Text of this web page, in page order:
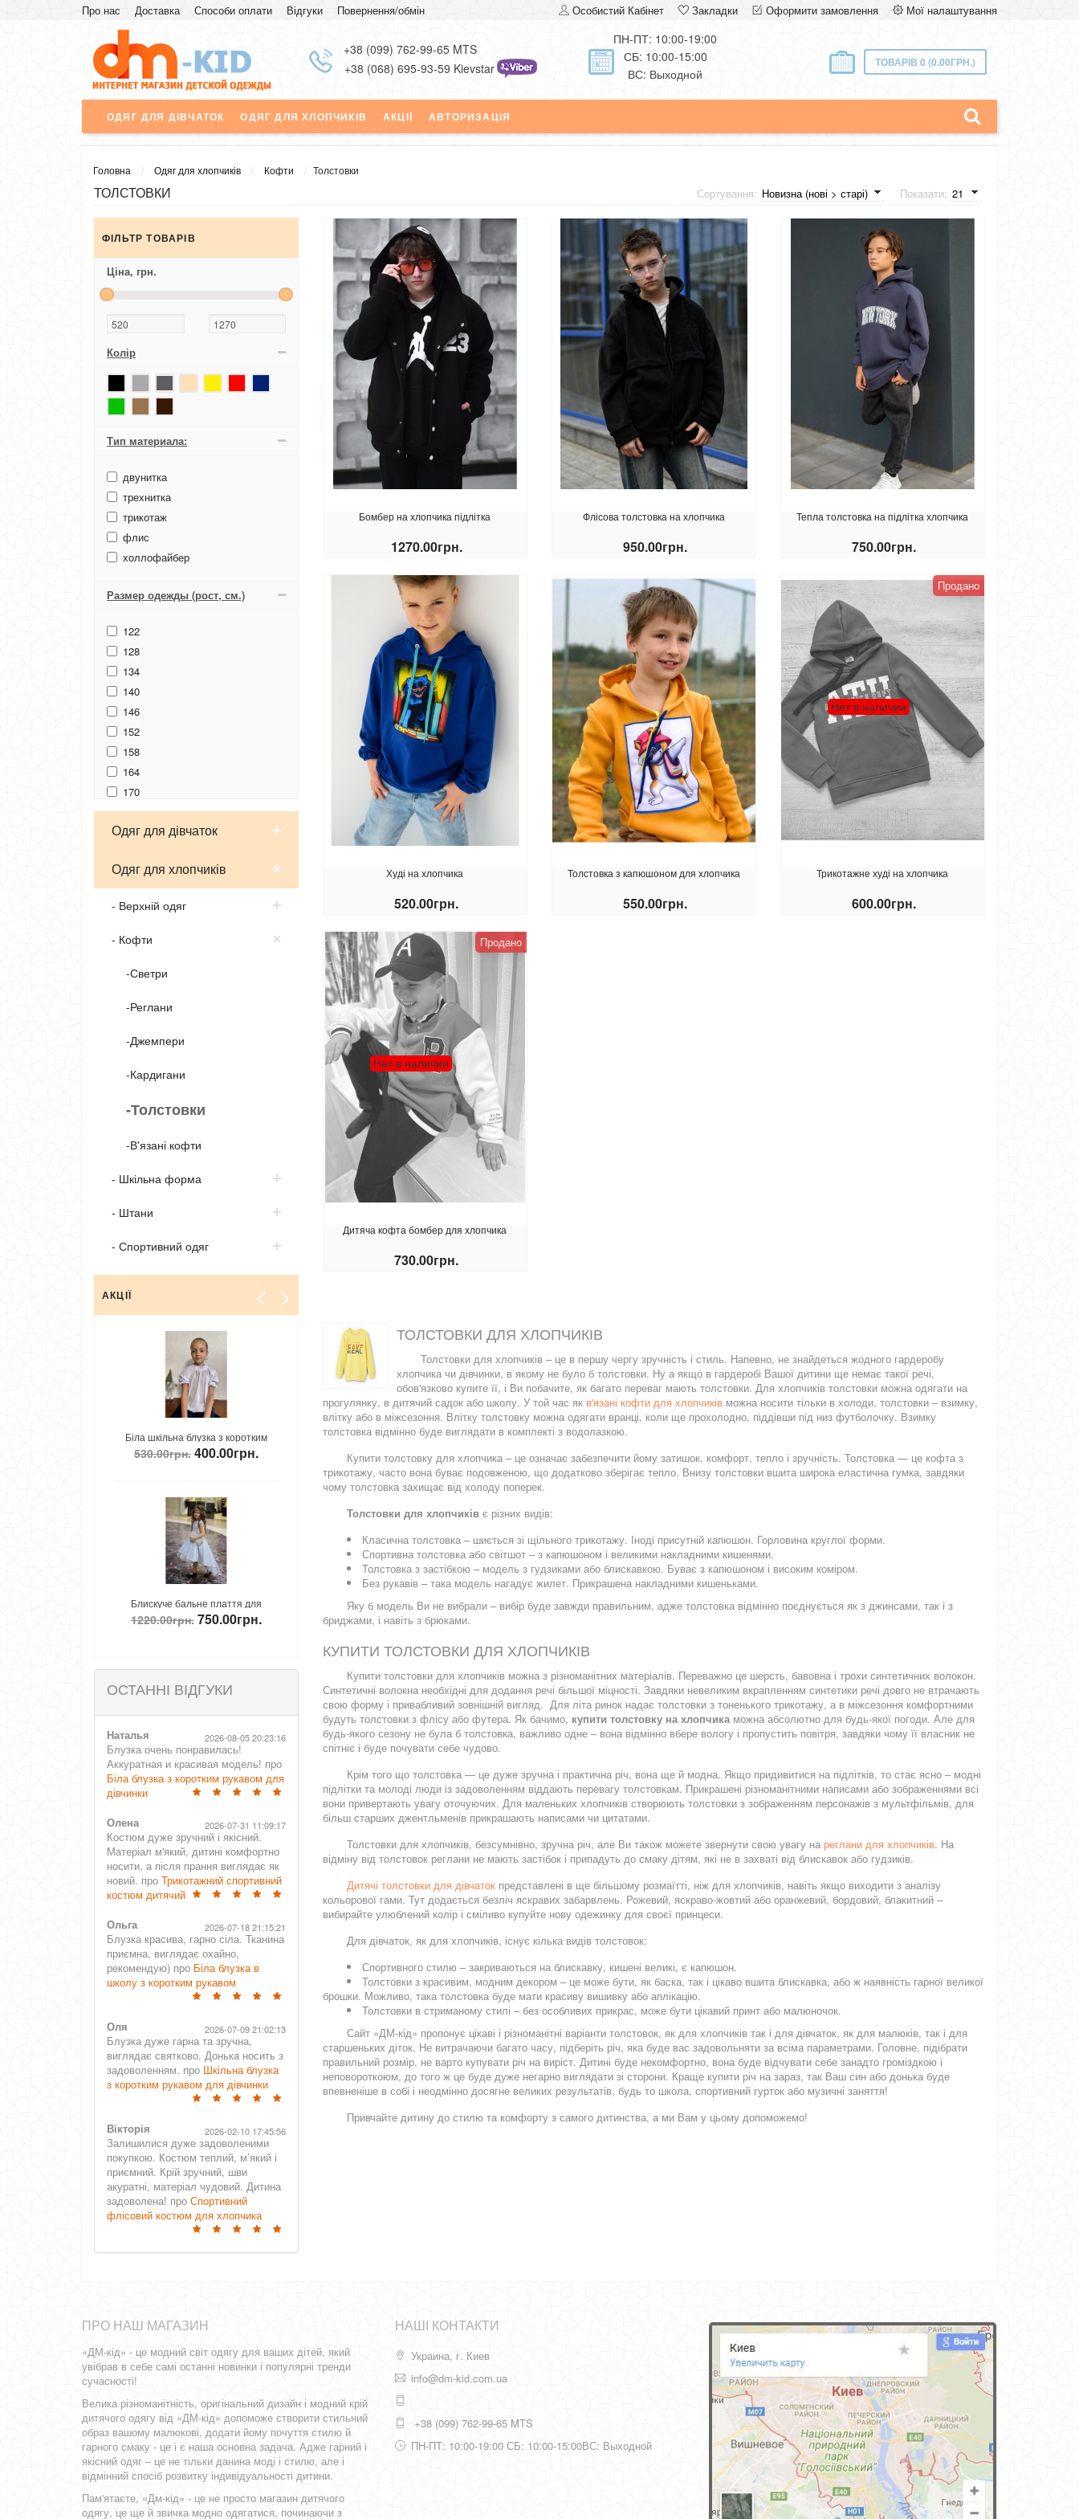
Про нас Доставка Способи оплати Відгуки
Повернення/обмін
Особистий Кабінет Закладки Оформити замовлення Мої налаштування
+38 (099) 762-99-65 MTS
+38 (068) 695-93-59 Kievstar
ПН-ПТ: 10:00-19:00
СБ: 10:00-15:00
ВС: Выходной
ТОВАРІВ 0 (0.00ГРН.)
ОДЯГ ДЛЯ ДІВЧАТОК ОДЯГ ДЛЯ ХЛОПЧИКІВ АКЦІЇ АВТОРИЗАЦІЯ
Головна Одяг для хлопчиків Кофти Толстовки
ТОЛСТОВКИ Показати:
Сортування:
ФІЛЬТР ТОВАРІВ
Ціна, грн.
Колір
Тип материала:
двунитка
трехнитка
трикотаж
флис
холлофайбер
Размер одежды (рост, см.)
122
128
134
140
146
152
158
164
170
176
Одяг для дівчаток
Одяг для хлопчиків
- Верхній одяг
- Кофти
-Светри
-Реглани
-Джемпери
-Кардигани
-Толстовки
-В'язані кофти
- Шкільна форма
- Штани
- Спортивний одяг
АКЦІЇ
Брючний костюм для підлітка
1150.00грн. 950.00грн.
Вельветовий шкільний костюм для
хлопчика
1090.00грн. 600.00грн.
Велюровий костюм на дівчинку
1000.00грн. 800.00грн.
Велюровий костюм на хлопчика
870.00грн. 700.00грн.
Весняний плащ для дівчинки
760.00грн. 500.00грн.
Вітровка дитяча для дівчинки
дівчаток
980.00грн. 700.00грн.
Демісезонна дитяча куртка
< >
ОСТАННІ ВІДГУКИ
Наталья 2026-08-05 20:23:16
Блузка очень понравилась!
Аккуратная и красивая модель! про
Біла блузка з коротким рукавом для
дівчинки
Олена
2026-07-31 11:09:17
Костюм дуже зручний і якісний.
Матеріал м'який, дитині комфортно
носити, а після прання виглядає як
новий. про Трикотажний спортивний
костюм дитячий
Ольга
2026-07-18 21:15:21
Блузка красива, гарно сіла. Тканина
приємна, виглядає охайно,
рекомендую) про Біла блузка в
школу з коротким рукавом
Оля 2026-07-09 21:02:13
Блузка дуже гарна та зручна,
виглядає святково. Донька носить з
задоволенням. про Шкільна блузка
з коротким рукавом для дівчинки
Вікторія 2026-02-10 17:45:56
Залишилися дуже задоволеними
покупкою. Костюм теплий, м’який і
приємний. Крій зручний, шви
акуратні, матеріал чудовий. Дитина
задоволена! про Спортивний
флісовий костюм для хлопчика
Бомбер на хлопчика підлітка
1270.00грн.
КУПИТИ
Флісова толстовка на хлопчика
950.00грн.
КУПИТИ
Тепла толстовка на підлітка хлопчика
750.00грн.
КУПИТИ
Худі на хлопчика
520.00грн.
КУПИТИ
Толстовка з капюшоном для хлопчика
550.00грн.
Продано
Нет в наличии
Трикотажне худі на хлопчика
600.00грн.
Продано
Нет в наличии
Дитяча кофта бомбер для хлопчика
730.00грн.
ТОЛСТОВКИ ДЛЯ ХЛОПЧИКІВ
Толстовки для хлопчиків – це в першу чергу зручність і стиль. Напевно, не знайдеться жодного гардеробу
хлопчика чи дівчинки, в якому не було б толстовки. Ну а якщо в гардеробі Вашої дитини ще немає такої речі,
обов'язково купите її, і Ви побачите, як багато переваг мають толстовки. Для хлопчиків толстовки можна одягати на
прогулянку, в дитячий садок або школу. У той час як в'язані кофти для хлопчиків можна носити тільки в холоди, толстовки – взимку,
влітку або в міжсезоння. Влітку толстовку можна одягати вранці, коли ще прохолодно, піддівши під низ футболочку. Взимку
толстовка відмінно буде виглядати в комплекті з водолазкою.
Купити толстовку для хлопчика – це означає забезпечити йому затишок, комфорт, тепло і зручність. Толстовка — це кофта з
трикотажу, часто вона буває подовженою, що додатково зберігає тепло. Внизу толстовки вшита широка еластична гумка, завдяки
чому толстовка захищає від холоду поперек.
Толстовки для хлопчиків є різних видів:
Класична толстовка – шиється зі щільного трикотажу. Іноді присутній капюшон. Горловина круглої форми.
Спортивна толстовка або світшот – з капюшоном і великими накладними кишенями.
Толстовка з застібкою – модель з гудзиками або блискавкою. Буває з капюшоном і високим коміром.
Без рукавів – така модель нагадує жилет. Прикрашена накладними кишеньками.
Яку б модель Ви не вибрали – вибір буде завжди правильним, адже толстовка відмінно поєднується як з джинсами, так і з
бриджами, і навіть з брюками.
КУПИТИ ТОЛСТОВКИ ДЛЯ ХЛОПЧИКІВ
Купити толстовки для хлопчиків можна з різноманітних матеріалів. Переважно це шерсть, бавовна і трохи синтетичних волокон.
Синтетичні волокна необхідні для додання речі більшої міцності. Завдяки невеликим вкрапленням синтетики речі довго не втрачають
свою форму і привабливий зовнішній вигляд. Для літа ринок надає толстовки з тоненького трикотажу, а в міжсезоння комфортними
будуть толстовки з флісу або футера. Як бачимо, купити толстовку на хлопчикаможна абсолютно для будь-якої погоди. Але для
будь-якого сезону не була б толстовка, важливо одне – вона відмінно вбере вологу і пропустить повітря, завдяки чому її власник не
спітніє і буде почувати себе чудово.
Крім того що толстовка — це дуже зручна і практична річ, вона ще й модна. Якщо придивитися на підлітків, то стає ясно – модні
підлітки та молоді люди із задоволенням віддають перевагу толстовкам. Прикрашені різноманітними написами або зображеннями всі
вони привертають увагу оточуючих. Для маленьких хлопчиків створюють толстовки з зображенням персонажів з мультфільмів, для
більш старших джентльменів прикрашають написами чи цитатами.
Толстовки для хлопчиків, безсумнівно, зручна річ, але Ви також можете звернути свою увагу на реглани для хлопчиків. На
відміну від толстовок реглани не мають застібок і припадуть до смаку дітям, які не в захваті від блискавок або гудзиків.
Дитячі толстовки для дівчаток представлені в ще більшому розмаїтті, ніж для хлопчиків, навіть якщо виходити з аналізу
кольорової гами. Тут додається безліч яскравих забарвлень. Рожевий, яскраво-жовтий або оранжевий, бордовий, блакитний –
вибирайте улюблений колір і сміливо купуйте нову одежинку для своєї принцеси.
Для дівчаток, як для хлопчиків, існує кілька видів толстовок:
Спортивного стилю – закриваються на блискавку, кишені великі, є капюшон.
Толстовки з красивим, модним декором – це може бути, як баска, так і цікаво вшита блискавка, або ж наявність гарної великої
брошки. Можливо, така толстовка буде мати красиву вишивку або аплікацію.
Толстовки в стриманому стилі – без особливих прикрас, може бути цікавий принт або малюночок.
Сайт «ДМ-кід» пропонує цікаві і різноманітні варіанти толстовок, як для хлопчиків так і для дівчаток, як для малюків, так і для
старшеньких діток. Не витрачаючи багато часу, підберіть річ, яка буде вас задовольняти за всіма параметрами. Головне, підібрати
правильний розмір, не варто купувати річ на виріст. Дитині буде некомфортно, вона буде відчувати себе занадто громіздкою і
неповороткоюм, до того ж це буде дуже негарно виглядати зі сторони. Краще купити річ на зараз, так Ваш син або донька буде
впевненіше в собі і неодмінно досягне великих результатів, будь то школа, спортивний гурток або музичні заняття!
Привчайте дитину до стилю та комфорту з самого дитинства, а ми Вам у цьому допоможемо!
ПРО НАШ МАГАЗИН
«ДМ-кід» - це модний світ одягу для ваших дітей, який
увібрав в себе самі останні новинки і популярні тренди
сучасності!
Велика різноманітність, оригінальний дизайн і модний крій
дитячого одягу від «ДМ-кід» допоможе створити стильний
образ вашому малюкові, додати йому почуття стилю й
гарного смаку - це і є наша основна задача. Адже гарний і
якісний одяг – це не тільки данина моді і стилю, але і
відмінний спосіб розвитку індивідуальності дитини.
Пам'ятаєте, «Дм-кід» - це не просто магазин дитячого
одягу, це ще й звичка модно одягатися, починаючи з
НАШІ КОНТАКТИ
Украина, г. Киев
info@dm-kid.com.ua
+38 (099) 762-99-65 MTS
ПН-ПТ: 10:00-19:00 СБ: 10:00-15:00ВС: Выходной